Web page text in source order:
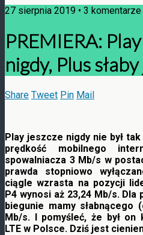
27 sierpnia 2019 • 3 komentarze
PREMIERA:
nigdy, Plus
Share Tweet Pin Mail
Play jeszcze nigdy nie był
prędkość mobilnego
spowalniacza 3 Mb/s w
prawda stopniowo
ciągle wzrasta na pozycji
P4 wynosi aż 23,24 Mb/s.
biegunie mamy słabnącego
Mb/s. I pomyśleć, że był
LTE w Polsce. Dziś jest